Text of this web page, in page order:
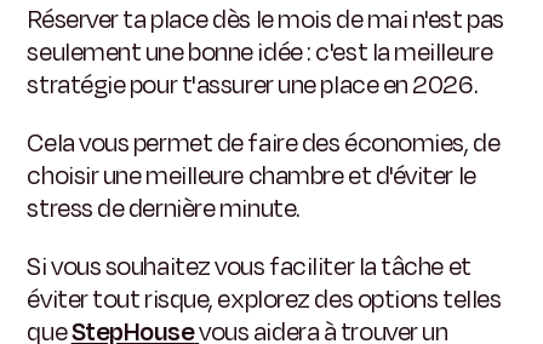
Réserver ta place dès le mois de mai n'est pas
seulement une bonne idée : c'est la meilleure
stratégie pour t'assurer une place en 2026.
Cela vous permet de faire des économies, de
choisir une meilleure chambre et d'éviter le
stress de dernière minute.
Si vous souhaitez vous faciliter la tâche et
éviter tout risque, explorez des options telles
queStepHousevous aidera à trouver un